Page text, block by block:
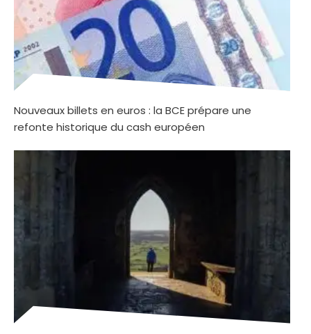
Nouveaux billets en euros : la BCE prépare une
refonte historique du cash européen